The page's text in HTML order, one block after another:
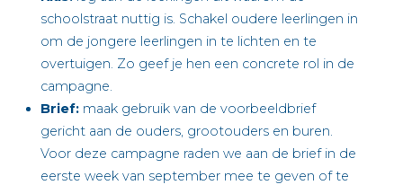
schoolstraat nuttig is. Schakel oudere leerlingen in
om de jongere leerlingen in te lichten en te
overtuigen. Zo geef je hen een concrete rol in de
campagne.
Brief:maak gebruik van de voorbeeldbrief
gericht aan de ouders, grootouders en buren.
Voor deze campagne raden we aan de brief in de
eerste week van september mee te geven of te